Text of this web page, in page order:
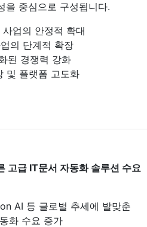
을 중심으로 구성됩니다.
업의 안정적 확대
의 단계적 확장
된 경쟁력 강화
및 플랫폼 고도화
고급 IT문서 자동화 솔루션 수요
AI 등 글로벌 추세에 발맞춘
화 수요 증가